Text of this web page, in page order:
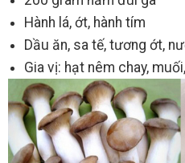
Hành lá, ớt, hành tím
Dầu ăn, sa tế, tương ớt,
Gia vị: hạt nêm chay,